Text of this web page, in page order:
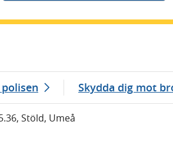
Skydda dig mot
Stöld, Umeå